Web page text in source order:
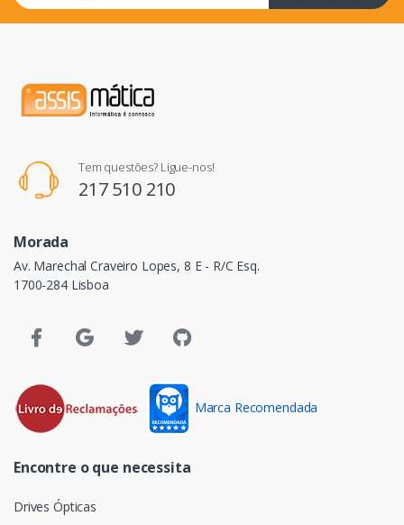
Tem questões? Ligue-nos!
217 510 210
Morada
Av. Marechal Craveiro Lopes, 8 E - R/C Esq.
1700-284 Lisboa
Marca Recomendada
Encontre o que necessita
Drives Ópticas